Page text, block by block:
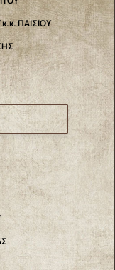
ΠΑΙΣΙΟΥ